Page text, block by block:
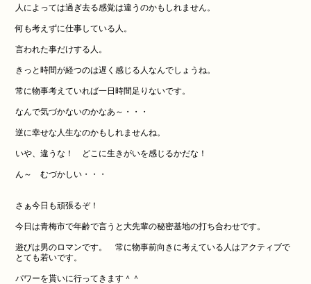
人によっては過ぎ去る感覚は違うのかもしれません。
何も考えずに仕事している人。
言われた事だけする人。
きっと時間が経つのは遅く感じる人なんでしょうね。
常に物事考えていれば一日時間足りないです。
なんで気づかないのかなあ～・・・
逆に幸せな人生なのかもしれませんね。
いや、違うな！ どこに生きがいを感じるかだな！
ん～ むづかしい・・・
さぁ今日も頑張るぞ！
今日は青梅市で年齢で言うと大先輩の秘密基地の打ち合わせです。
遊びは男のロマンです。 常に物事前向きに考えている人はアクティブで
とても若いです。
パワーを貰いに行ってきます＾＾